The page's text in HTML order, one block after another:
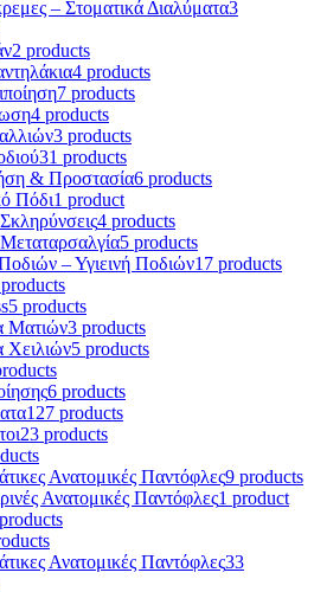
– Στοματικά Διαλύματα3
2 products
4 products
7 products
4 products
3 products
31 products
& Προστασία6 products
Πόδι1 product
4 products
5 products
– Υγιεινή Ποδιών17 products
5 products
Ματιών3 products
Χειλιών5 products
6 products
127 products
23 products
Ανατομικές Παντόφλες9 products
Ανατομικές Παντόφλες1 product
Ανατομικές Παντόφλες33